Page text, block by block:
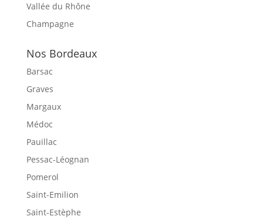
Vallée du Rhône
Champagne
Nos Bordeaux
Barsac
Graves
Margaux
Médoc
Pauillac
Pessac-Léognan
Pomerol
Saint-Emilion
Saint-Estèphe